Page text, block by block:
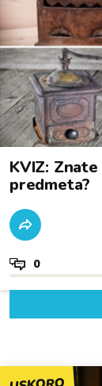
KVIZ:
predmeta?
0